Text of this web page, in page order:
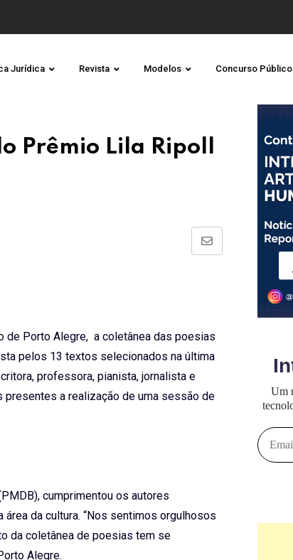
Jurídica Revista Modelos Concurso Público
Prêmio Lila Ripoll
Share
de Porto Alegre, a coletânea das poesias
pelos 13 textos selecionados na última
professora, pianista, jornalista e
a realização de uma sessão de
cumprimentou os autores
da cultura. “Nos sentimos orgulhosos
da coletânea de poesias tem se
Alegre.